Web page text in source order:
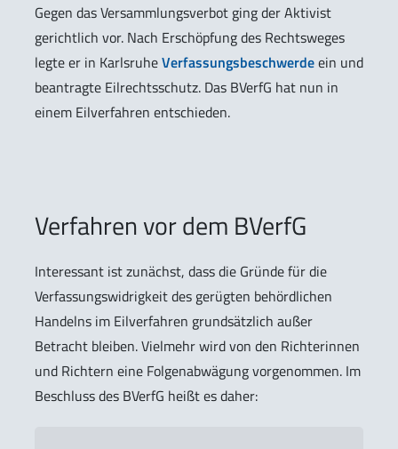
Gegen das Versammlungsverbot ging der Aktivist
gerichtlich vor. Nach Erschöpfung des Rechtsweges
legte er in KarlsruheVerfassungsbeschwerdeein und
beantragte Eilrechtsschutz. Das BVerfG hat nun in
einem Eilverfahren entschieden.
Verfahren vor dem BVerfG
Interessant ist zunächst, dass die Gründe für die
Verfassungswidrigkeit des gerügten behördlichen
Handelns im Eilverfahren grundsätzlich außer
Betracht bleiben. Vielmehr wird von den Richterinnen
und Richtern eine Folgenabwägung vorgenommen. Im
Beschluss des BVerfG heißt es daher: